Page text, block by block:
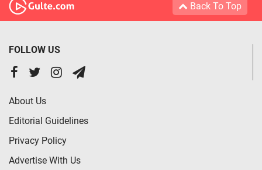
Back To Top
FOLLOW US
About Us
Editorial Guidelines
Privacy Policy
Advertise With Us